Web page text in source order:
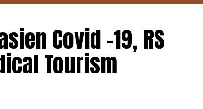
Covid -19, RS
Tourism